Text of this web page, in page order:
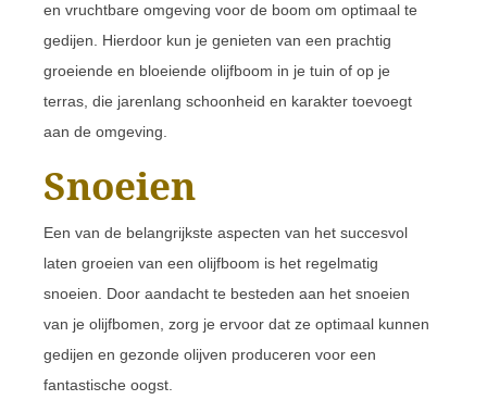
en vruchtbare omgeving voor de boom om optimaal te
gedijen. Hierdoor kun je genieten van een prachtig
groeiende en bloeiende olijfboom in je tuin of op je
terras, die jarenlang schoonheid en karakter toevoegt
aan de omgeving.
Snoeien
Een van de belangrijkste aspecten van het succesvol
laten groeien van een olijfboom is het regelmatig
snoeien. Door aandacht te besteden aan het snoeien
van je olijfbomen, zorg je ervoor dat ze optimaal kunnen
gedijen en gezonde olijven produceren voor een
fantastische oogst.